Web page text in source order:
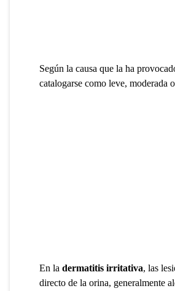
Según la causa que la ha
catalogarse como leve, moderada
En la dermatitis irritativa, las
directo de la orina, generalmente